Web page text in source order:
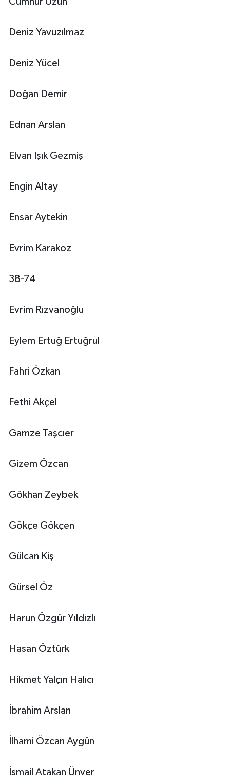
Deniz Yavuzılmaz
Deniz Yücel
Doğan Demir
Ednan Arslan
Elvan Işık Gezmiş
Engin Altay
Ensar Aytekin
Evrim Karakoz
38-74
Evrim Rızvanoğlu
Eylem Ertuğ Ertuğrul
Fahri Özkan
Fethi Akçel
Gamze Taşcıer
Gizem Özcan
Gökhan Zeybek
Gökçe Gökçen
Gülcan Kiş
Gürsel Öz
Harun Özgür Yıldızlı
Hasan Öztürk
Hikmet Yalçın Halıcı
İbrahim Arslan
İlhami Özcan Aygün
İsmail Atakan Ünver